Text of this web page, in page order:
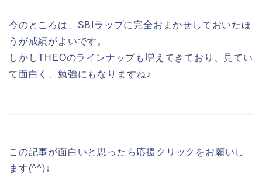
今のところは、SBIラップに完全おまかせしておいたほ
うが成績がよいです。
しかしTHEOのラインナップも増えてきており、見てい
て面白く、勉強にもなりますね♪
この記事が面白いと思ったら応援クリックをお願いし
ます(^^)↓